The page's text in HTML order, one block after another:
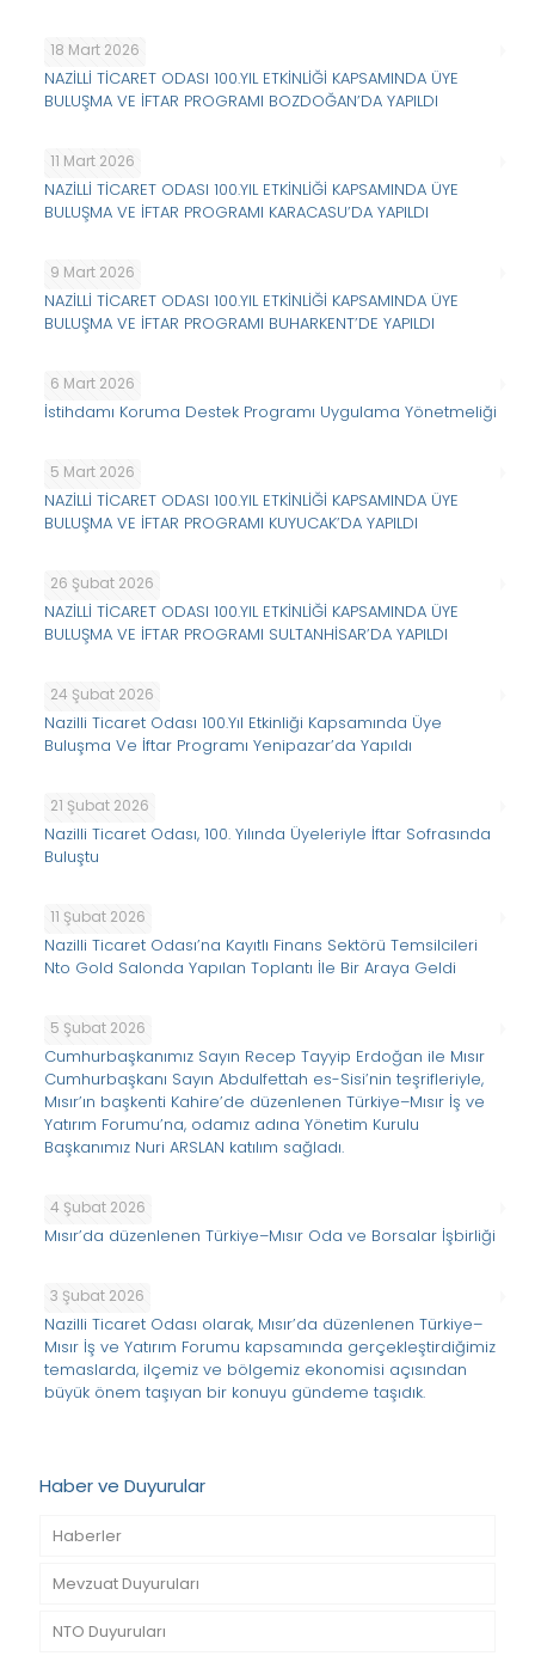
18 Mart 2026
NAZİLLİ TİCARET ODASI 100.YIL ETKİNLİĞİ KAPSAMINDA ÜYE
BULUŞMA VE İFTAR PROGRAMI BOZDOĞAN’DA YAPILDI
11 Mart 2026
NAZİLLİ TİCARET ODASI 100.YIL ETKİNLİĞİ KAPSAMINDA ÜYE
BULUŞMA VE İFTAR PROGRAMI KARACASU’DA YAPILDI
9 Mart 2026
NAZİLLİ TİCARET ODASI 100.YIL ETKİNLİĞİ KAPSAMINDA ÜYE
BULUŞMA VE İFTAR PROGRAMI BUHARKENT’DE YAPILDI
6 Mart 2026
İstihdamı Koruma Destek Programı Uygulama Yönetmeliği
5 Mart 2026
NAZİLLİ TİCARET ODASI 100.YIL ETKİNLİĞİ KAPSAMINDA ÜYE
BULUŞMA VE İFTAR PROGRAMI KUYUCAK’DA YAPILDI
26 Şubat 2026
NAZİLLİ TİCARET ODASI 100.YIL ETKİNLİĞİ KAPSAMINDA ÜYE
BULUŞMA VE İFTAR PROGRAMI SULTANHİSAR’DA YAPILDI
24 Şubat 2026
Nazilli Ticaret Odası 100.Yıl Etkinliği Kapsamında Üye
Buluşma Ve İftar Programı Yenipazar’da Yapıldı
21 Şubat 2026
Nazilli Ticaret Odası, 100. Yılında Üyeleriyle İftar Sofrasında
Buluştu
11 Şubat 2026
Nazilli Ticaret Odası’na Kayıtlı Finans Sektörü Temsilcileri
Nto Gold Salonda Yapılan Toplantı İle Bir Araya Geldi
5 Şubat 2026
Cumhurbaşkanımız Sayın Recep Tayyip Erdoğan ile Mısır
Cumhurbaşkanı Sayın Abdulfettah es-Sisi’nin teşrifleriyle,
Mısır’ın başkenti Kahire’de düzenlenen Türkiye–Mısır İş ve
Yatırım Forumu’na, odamız adına Yönetim Kurulu
Başkanımız Nuri ARSLAN katılım sağladı.
4 Şubat 2026
Mısır’da düzenlenen Türkiye–Mısır Oda ve Borsalar İşbirliği
3 Şubat 2026
Nazilli Ticaret Odası olarak, Mısır’da düzenlenen Türkiye–
Mısır İş ve Yatırım Forumu kapsamında gerçekleştirdiğimiz
temaslarda, ilçemiz ve bölgemiz ekonomisi açısından
büyük önem taşıyan bir konuyu gündeme taşıdık.
Haber ve Duyurular
Haberler
Mevzuat Duyuruları
NTO Duyuruları